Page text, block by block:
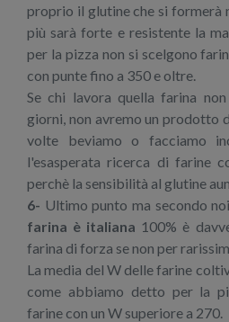
proprio il glutine che si formerà
più sarà forte e resistente la
per la pizza non si scelgono
con punte fino a 350 e oltre.
Se chi lavora quella farina
giorni, non avremo un prodotto
volte beviamo o facciamo
l'esasperata ricerca di farine
perchè la sensibilità al glutine
6- Ultimo punto ma secondo
farina è italiana 100% è
farina di forza se non per
La media del W delle farine
come abbiamo detto per la
farine con un W superiore a 270.